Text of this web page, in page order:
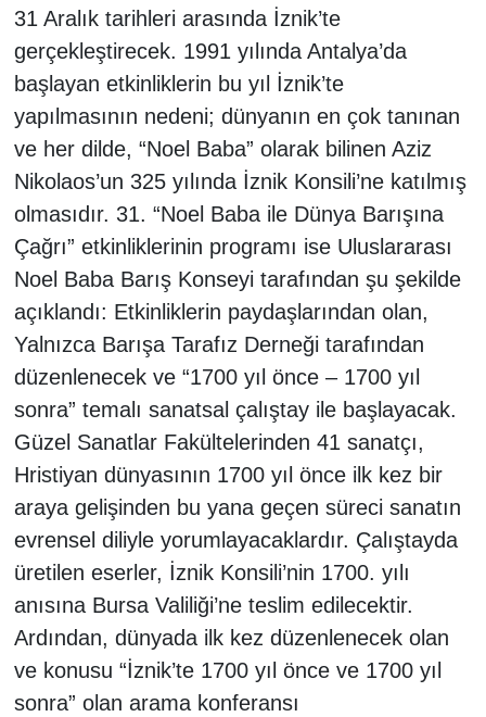
31 Aralık tarihleri arasında İznik’te
gerçekleştirecek. 1991 yılında Antalya’da
başlayan etkinliklerin bu yıl İznik’te
yapılmasının nedeni; dünyanın en çok tanınan
ve her dilde, “Noel Baba” olarak bilinen Aziz
Nikolaos’un 325 yılında İznik Konsili’ne katılmış
olmasıdır. 31. “Noel Baba ile Dünya Barışına
Çağrı” etkinliklerinin programı ise Uluslararası
Noel Baba Barış Konseyi tarafından şu şekilde
açıklandı: Etkinliklerin paydaşlarından olan,
Yalnızca Barışa Tarafız Derneği tarafından
düzenlenecek ve “1700 yıl önce – 1700 yıl
sonra” temalı sanatsal çalıştay ile başlayacak.
Güzel Sanatlar Fakültelerinden 41 sanatçı,
Hristiyan dünyasının 1700 yıl önce ilk kez bir
araya gelişinden bu yana geçen süreci sanatın
evrensel diliyle yorumlayacaklardır. Çalıştayda
üretilen eserler, İznik Konsili’nin 1700. yılı
anısına Bursa Valiliği’ne teslim edilecektir.
Ardından, dünyada ilk kez düzenlenecek olan
ve konusu “İznik’te 1700 yıl önce ve 1700 yıl
sonra” olan arama konferansı